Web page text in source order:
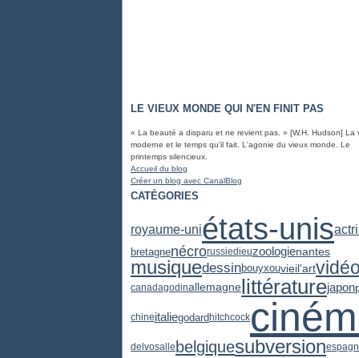
LE VIEUX MONDE QUI N'EN FINIT PAS
« La beauté a disparu et ne revient pas. » [W.H. Hudson] La
moderne et le temps qu'il fait. L'agonie du vieux monde. Le
printemps silencieux.
Accueil du blog
Créer un blog avec CanalBlog
CATÉGORIES
royaume-uniétats-unis
bretagnenécrorussiedieuzoologienantes
musiquedessinbouyxouvieil'artvidéo
canadagodinallemagne littératurejapon
chineitaliegodardhitchcock
delvosalle belgiquesubversion